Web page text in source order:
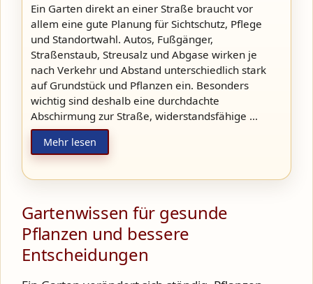
Ein Garten direkt an einer Straße braucht vor
allem eine gute Planung für Sichtschutz, Pflege
und Standortwahl. Autos, Fußgänger,
Straßenstaub, Streusalz und Abgase wirken je
nach Verkehr und Abstand unterschiedlich stark
auf Grundstück und Pflanzen ein. Besonders
wichtig sind deshalb eine durchdachte
Abschirmung zur Straße, widerstandsfähige …
Mehr lesen
Gartenwissen für gesunde
Pflanzen und bessere
Entscheidungen